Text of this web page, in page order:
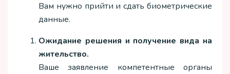
Вам нужно прийти и сдать биометрические
данные.
Ожидание решения и получение вида на
жительство.
Ваше заявление компетентные органы